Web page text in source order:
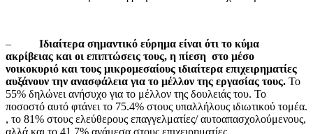
– Ιδιαίτερα σημαντικό εύρημα είναι ότι το κύμα
ακρίβειας και οι επιπτώσεις τους, η πίεση στο μέσο
νοικοκυριό και τους μικρομεσαίους ιδιαίτερα επιχειρηματίες
αυξάνουν την ανασφάλεια για το μέλλον της εργασίας τους. Το
55% δηλώνει ανήσυχο για τo μέλλον της δουλειάς του. Το
ποσοστό αυτό φτάνει το 75.4% στους υπαλλήλους ιδιωτικού τομέα.
, το 81% στους ελεύθερους επαγγελματίες/ αυτοαπασχολούμενους,